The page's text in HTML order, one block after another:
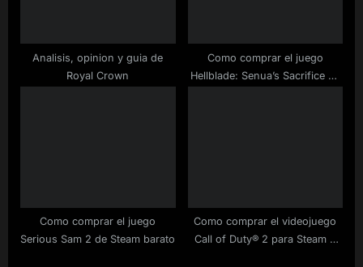
Analisis, opinion y guia de
Royal Crown
Como comprar el juego
Hellblade: Senua’s Sacrifice de
Como comprar el juego
Serious Sam 2 de Steam barato
Como comprar el videojuego
Call of Duty® 2 para Steam a